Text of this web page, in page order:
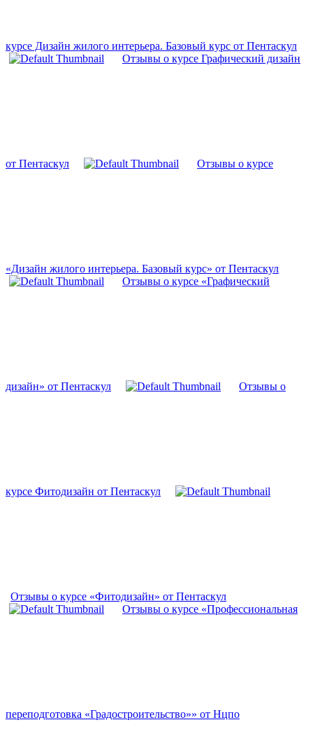
курсе Дизайн жилого интерьера. Базовый курс от Пентаскул
Отзывы о курсе Графический дизайн
от Пентаскул Отзывы о курсе
«Дизайн жилого интерьера. Базовый курс» от Пентаскул
Отзывы о курсе «Графический
дизайн» от Пентаскул Отзывы о
курсе Фитодизайн от Пентаскул
Отзывы о курсе «Фитодизайн» от Пентаскул
Отзывы о курсе «Профессиональная
переподготовка «Градостроительство»» от Нцпо